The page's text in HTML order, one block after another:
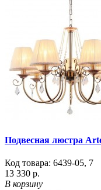
Подвесная люстра
Код товара: 6439-05, 7
13 330 р.
В корзину